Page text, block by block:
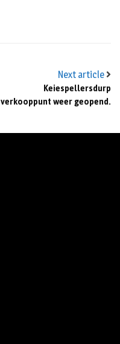
Next article
Keiespellersdurp
verkooppunt weer geopend.